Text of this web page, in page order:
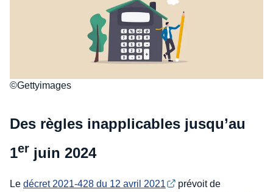
©Gettyimages
Des règles inapplicables jusqu’au
1er juin 2024
Le décret 2021-428 du 12 avril 2021
prévoit de